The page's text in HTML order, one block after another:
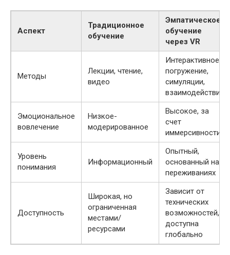
Аспект
Традиционное
обучение
Эмпатическое
обучение
через VR
Методы
Лекции, чтение,
видео
Интерактивное
погружение,
симуляции,
взаимодействие
Эмоциональное
вовлечение
Низкое-
модерированное
Высокое, за
счет
иммерсивности
Уровень
понимания
Информационный
Опытный,
основанный на
переживаниях
Доступность
Широкая, но
ограниченная
местами/
ресурсами
Зависит от
технических
возможностей,
доступна
глобально